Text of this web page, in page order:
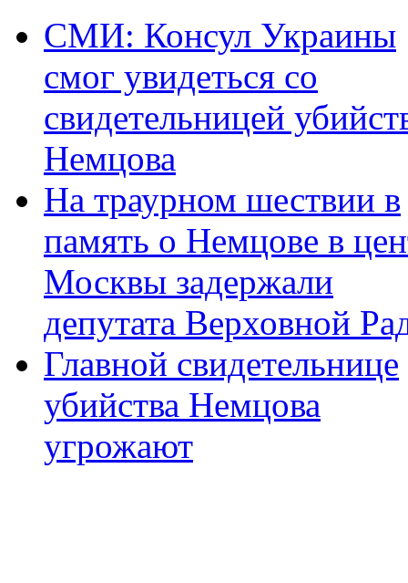
СМИ: Консул Украины
смог увидеться со
свидетельницей
Немцова
На траурном шествии в
память о Немцове в
Москвы задержали
депутата Верховной
Главной свидетельнице
убийства Немцова
угрожают